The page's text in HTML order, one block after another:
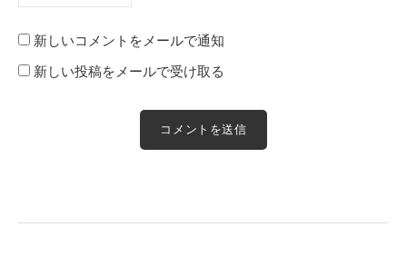
新しいコメントをメールで通知
新しい投稿をメールで受け取る